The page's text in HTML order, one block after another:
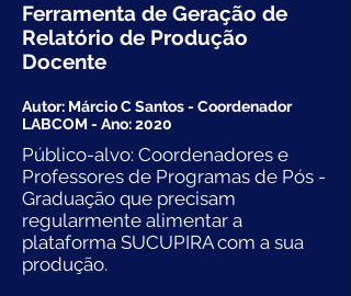
Ferramenta de Geração de
Relatório de Produção
Docente
Autor: Márcio C Santos - Coordenador
LABCOM - Ano: 2020
Público-alvo: Coordenadores e
Professores de Programas de Pós -
Graduação que precisam
regularmente alimentar a
plataforma SUCUPIRA com a sua
produção.